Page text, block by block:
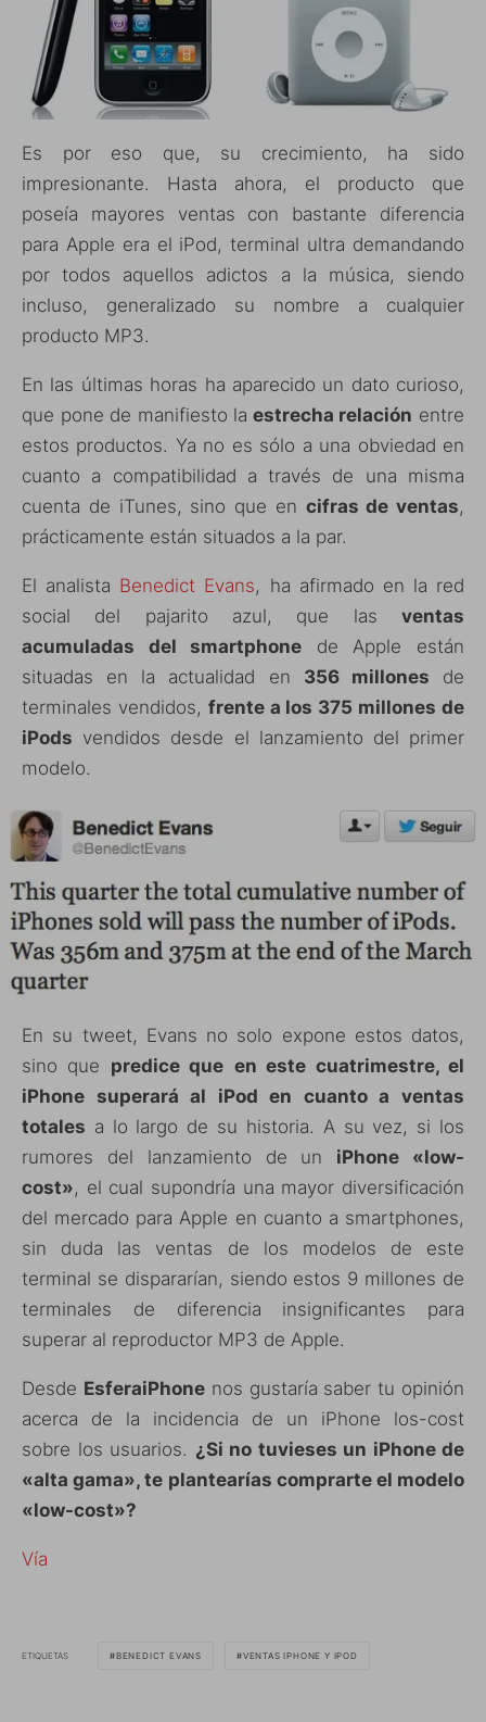
Es por eso que, su crecimiento, ha sido
impresionante. Hasta ahora, el producto que
poseía mayores ventas con bastante diferencia
para Apple era el iPod, terminal ultra demandando
por todos aquellos adictos a la música, siendo
incluso, generalizado su nombre a cualquier
producto MP3.
En las últimas horas ha aparecido un dato curioso,
que pone de manifiesto la estrecha relación entre
estos productos. Ya no es sólo a una obviedad en
cuanto a compatibilidad a través de una misma
cuenta de iTunes, sino que en cifras de ventas,
prácticamente están situados a la par.
El analista Benedict Evans, ha afirmado en la red
social del pajarito azul, que las ventas
acumuladas del smartphone de Apple están
situadas en la actualidad en 356 millones de
terminales vendidos, frente a los 375 millones de
iPods vendidos desde el lanzamiento del primer
modelo.
En su tweet, Evans no solo expone estos datos,
sino que predice que en este cuatrimestre, el
iPhone superará al iPod en cuanto a ventas
totales a lo largo de su historia. A su vez, si los
rumores del lanzamiento de un iPhone «low-
cost», el cual supondría una mayor diversificación
del mercado para Apple en cuanto a smartphones,
sin duda las ventas de los modelos de este
terminal se dispararían, siendo estos 9 millones de
terminales de diferencia insignificantes para
superar al reproductor MP3 de Apple.
Desde EsferaiPhonenos gustaría saber tu opinión
acerca de la incidencia de un iPhone los-cost
sobre los usuarios. ¿Si no tuvieses un iPhone de
«alta gama», te plantearías comprarte el modelo
«low-cost»?
Vía
ETIQUETAS BENEDICT EVANS VENTAS IPHONE Y IPOD